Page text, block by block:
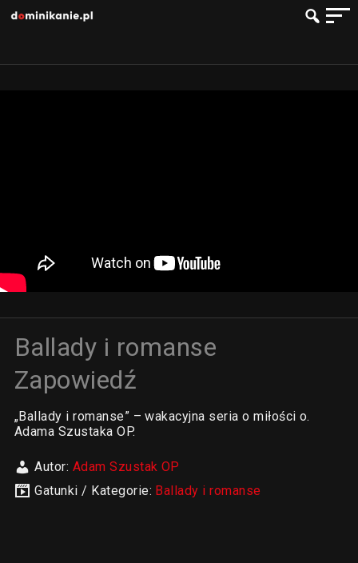
Ballady i romanse
Zapowiedź
„Ballady i romanse” – wakacyjna seria o miłości o.
Adama Szustaka OP.
Autor: Adam Szustak OP
Gatunki / Kategorie: Ballady i romanse